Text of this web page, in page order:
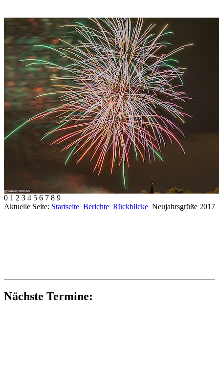
0 1 2 3 4 5 6 7 8 9
Aktuelle Seite: Startseite Berichte Rückblicke Neujahrsgrüße 2017
Nächste Termine: